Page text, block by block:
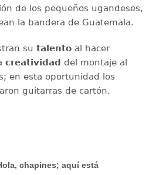
de los pequeños ugandeses,
la bandera de Guatemala.
su talentoal hacer
creatividad del montaje al
en esta oportunidad los
guitarras de cartón.
chapines; aquí está